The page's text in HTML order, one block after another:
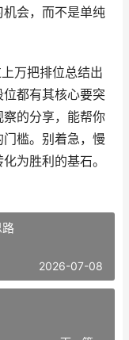
会，而不是单纯
万把排位总结出
都有其核心要突
的分享，能帮你
槛。别着急，慢
为胜利的基石。
2026-07-08